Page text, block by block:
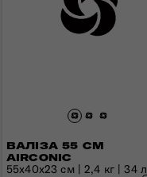
ВАЛІЗА 55 СМ
AIRCONIC
55x40x23 см | 2,4 кг | 34 л